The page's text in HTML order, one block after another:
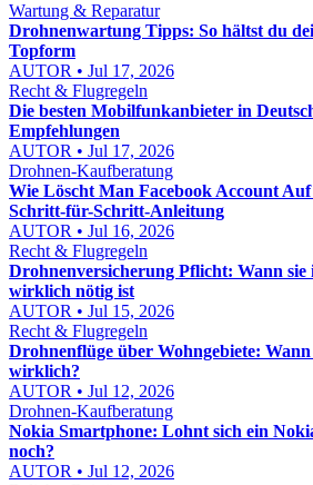
Wartung & Reparatur
Drohnenwartung Tipps: So hältst du
Topform
AUTOR • Jul 17, 2026
Recht & Flugregeln
Die besten Mobilfunkanbieter in
Empfehlungen
AUTOR • Jul 17, 2026
Drohnen-Kaufberatung
Wie Löscht Man Facebook Account
Schritt-für-Schritt-Anleitung
AUTOR • Jul 16, 2026
Recht & Flugregeln
Drohnenversicherung Pflicht: Wann sie
wirklich nötig ist
AUTOR • Jul 15, 2026
Recht & Flugregeln
Drohnenflüge über Wohngebiete:
wirklich?
AUTOR • Jul 12, 2026
Drohnen-Kaufberatung
Nokia Smartphone: Lohnt sich ein
noch?
AUTOR • Jul 12, 2026